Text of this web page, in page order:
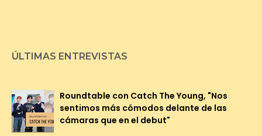
ÚLTIMAS ENTREVISTAS
Roundtable con Catch The Young, "Nos
sentimos más cómodos delante de las
cámaras que en el debut"